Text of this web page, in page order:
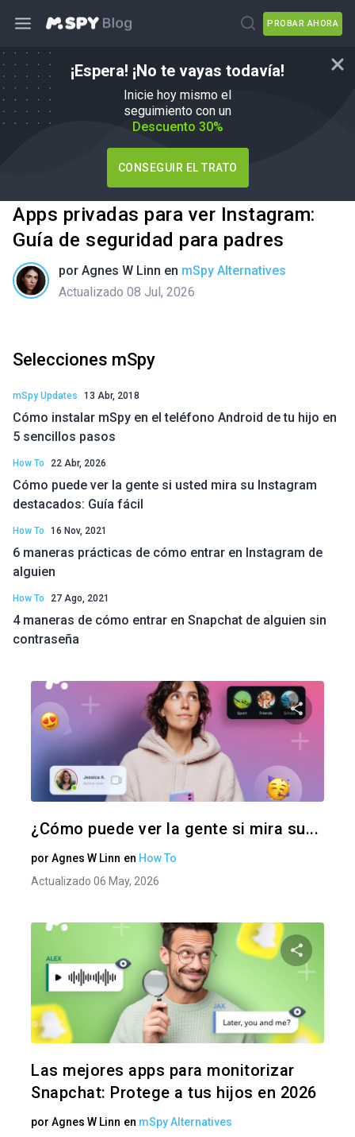
PROBAR AHORA
¡Espera! ¡No te vayas todavía!
Inicie hoy mismo el
seguimiento con un
Descuento 30%
CONSEGUIR EL TRATO
Apps privadas para ver Instagram:
Guía de seguridad para padres
por Agnes W Linn en mSpy Alternatives
Actualizado 08 Jul, 2026
Selecciones mSpy
mSpy Updates 13 Abr, 2018
Cómo instalar mSpy en el teléfono Android de tu hijo en
5 sencillos pasos
How To 22 Abr, 2026
Cómo puede ver la gente si usted mira su Instagram
destacados: Guía fácil
How To 16 Nov, 2021
6 maneras prácticas de cómo entrar en Instagram de
alguien
How To 27 Ago, 2021
4 maneras de cómo entrar en Snapchat de alguien sin
contraseña
¿Cómo puede ver la gente si mira su...
por Agnes W Linn en How To
Actualizado 06 May, 2026
Las mejores apps para monitorizar
Snapchat: Protege a tus hijos en 2026
por Agnes W Linn en mSpy Alternatives